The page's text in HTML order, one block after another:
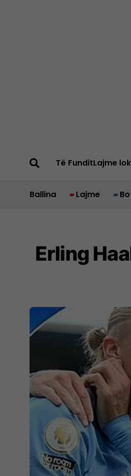
Të FunditLajme
Ballina Lajme
Erling